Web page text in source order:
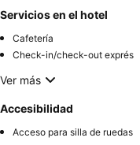
Servicios en el hotel
Cafetería
Check-in/check-out exprés
Ver más
Accesibilidad
Acceso para silla de ruedas